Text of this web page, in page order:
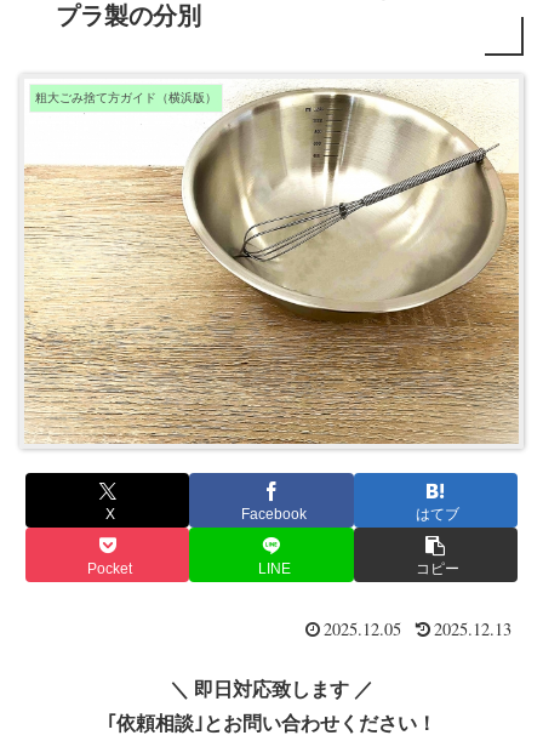
プラ製の分別
粗大ごみ捨て方ガイド（横浜版）
X Facebook はてブ
Pocket LINE コピー
2025.12.05 2025.12.13
＼ 即日対応致します ／
｢依頼相談｣とお問い合わせください！